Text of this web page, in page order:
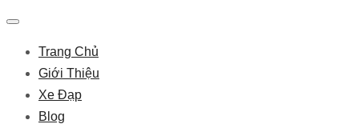
Trang Chủ
Giới Thiệu
Xe Đạp
Blog